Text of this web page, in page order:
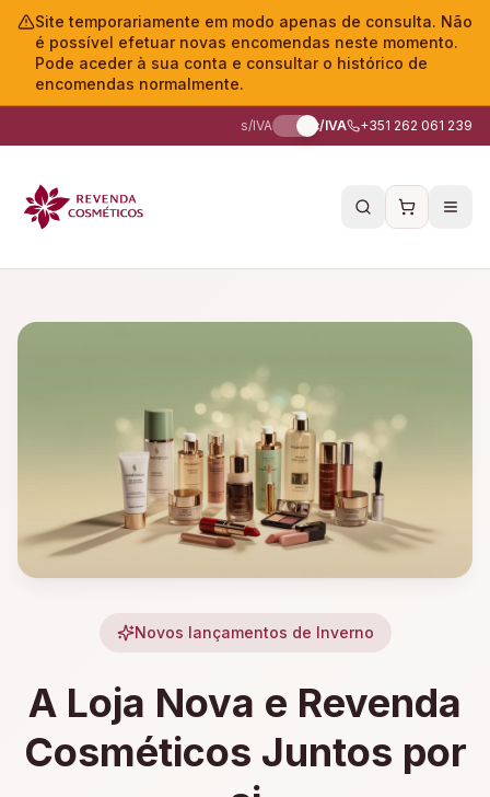
Site temporariamente em modo apenas de consulta. Não
é possível efetuar novas encomendas neste momento.
Pode aceder à sua conta e consultar o histórico de
encomendas normalmente.
s/IVA c/IVA +351 262 061 239
Novos lançamentos de Inverno
A Loja Nova e Revenda
Cosméticos Juntos por